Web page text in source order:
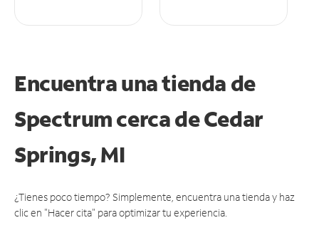
Encuentra una tienda de
Spectrumcerca de Cedar
Springs, MI
¿Tienes poco tiempo? Simplemente, encuentra una tienda y haz
clic en "Hacer cita" para optimizar tu experiencia.